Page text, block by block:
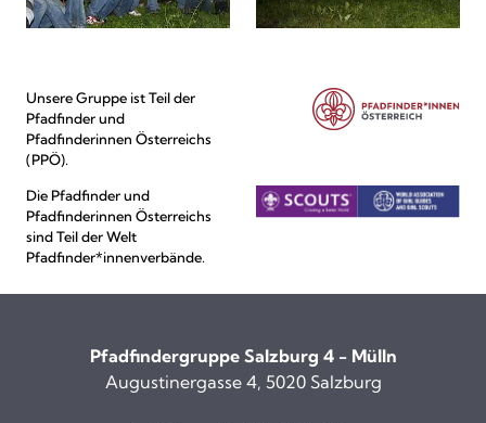
Unsere Gruppe ist Teil der
Pfadfinder und
Pfadfinderinnen Österreichs
(PPÖ).
Die Pfadfinder und
Pfadfinderinnen Österreichs
sind Teil der Welt
Pfadfinder*innenverbände.
Pfadfindergruppe Salzburg 4 - Mülln
Augustinergasse 4, 5020 Salzburg